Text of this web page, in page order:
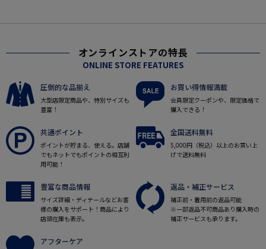
オンラインストアの特長
ONLINE STORE FEATURES
圧倒的な品揃え
大型店限定商品や、特別サイズも
豊富！
お買い得情報満載
会員限定クーポンや、限定価格で
購入できる！
共通ポイント
ポイントが貯まる、使える。店舗
でもネットでもポイントの相互利
用可能！
全国送料無料
5,000円（税込）以上のお買い上
げで送料無料
豊富な商品情報
サイズ詳細・ディテールなどお客
様の購入をサポート！商品により
店頭在庫も表示。
返品・補正サービス
補正前・着用前の返品可能
※一部返品不可商品あり購入時の
補正サービスも承ります。
アフターケア